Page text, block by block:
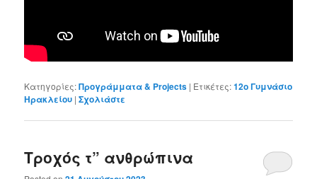
Κατηγορίες:Προγράμματα & Projects | Ετικέτες:12ο Γυμνάσιο
Ηρακλείου |Σχολιάστε
Τροχός τ” ανθρώπινα